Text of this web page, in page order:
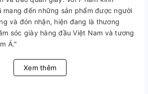
mang đến những sản phẩm được người
và đón nhận, hiện đang là thương
sóc giày hàng đầu Việt Nam và tương
Á."
Xem thêm